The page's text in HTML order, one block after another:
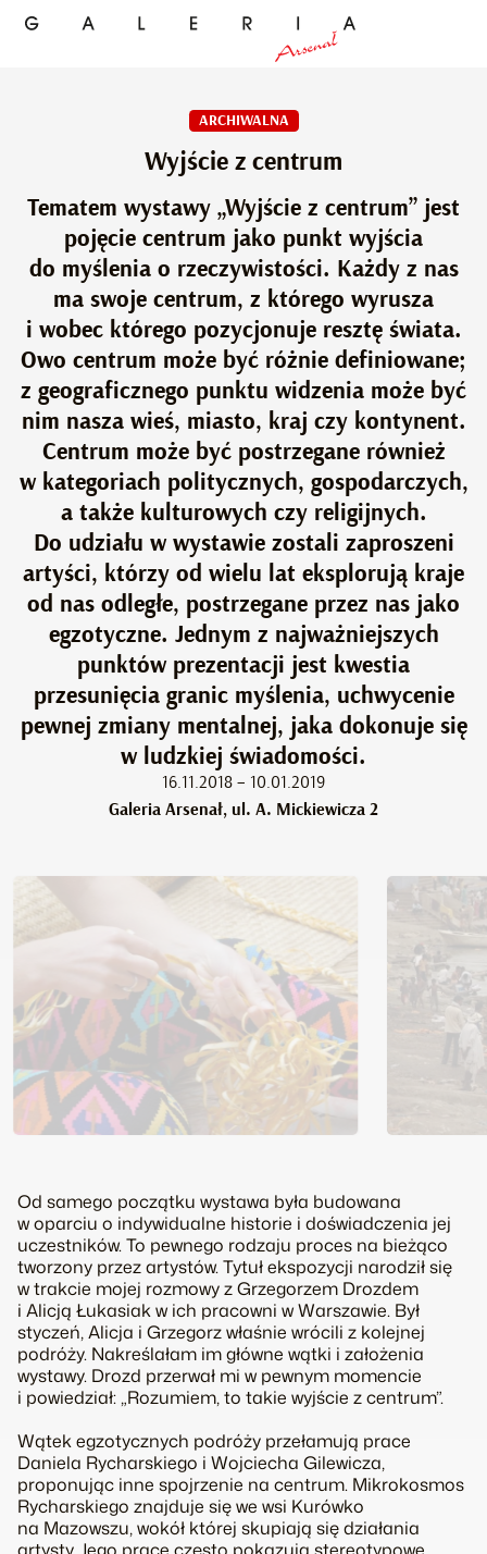
ARCHIWALNA
Wyjście z centrum
Tematem wystawy „Wyjście z centrum” jest
pojęcie centrum jako punkt wyjścia
do myślenia o rzeczywistości. Każdy z nas
ma swoje centrum, z którego wyrusza
i wobec którego pozycjonuje resztę świata.
Owo centrum może być różnie definiowane;
z geograficznego punktu widzenia może być
nim nasza wieś, miasto, kraj czy kontynent.
Centrum może być postrzegane również
w kategoriach politycznych, gospodarczych,
a także kulturowych czy religijnych.
Do udziału w wystawie zostali zaproszeni
artyści, którzy od wielu lat eksplorują kraje
od nas odległe, postrzegane przez nas jako
egzotyczne. Jednym z najważniejszych
punktów prezentacji jest kwestia
przesunięcia granic myślenia, uchwycenie
pewnej zmiany mentalnej, jaka dokonuje się
w ludzkiej świadomości.
16.11.2018 – 10.01.2019
Galeria Arsenał, ul. A. Mickiewicza 2
Od samego początku wystawa była budowana
w oparciu o indywidualne historie i doświadczenia jej
uczestników. To pewnego rodzaju proces na bieżąco
tworzony przez artystów. Tytuł ekspozycji narodził się
w trakcie mojej rozmowy z Grzegorzem Drozdem
i Alicją Łukasiak w ich pracowni w Warszawie. Był
styczeń, Alicja i Grzegorz właśnie wrócili z kolejnej
podróży. Nakreślałam im główne wątki i założenia
wystawy. Drozd przerwał mi w pewnym momencie
i powiedział: „Rozumiem, to takie wyjście z centrum”.
Wątek egzotycznych podróży przełamują prace
Daniela Rycharskiego i Wojciecha Gilewicza,
proponując inne spojrzenie na centrum. Mikrokosmos
Rycharskiego znajduje się we wsi Kurówko
na Mazowszu, wokół której skupiają się działania